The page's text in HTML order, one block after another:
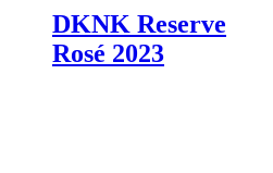
DKNK Reserve
Rosé 2023